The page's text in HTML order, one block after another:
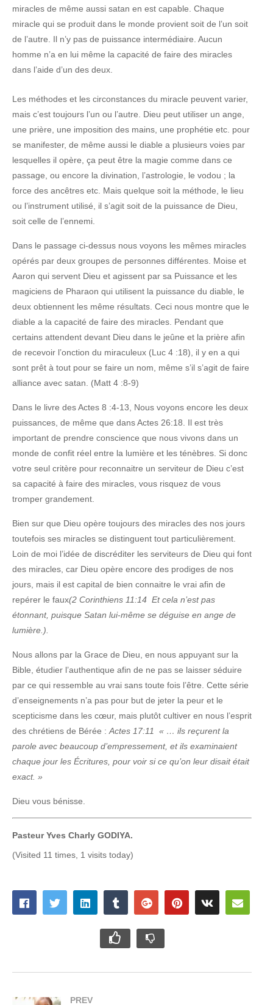
miracles de même aussi satan en est capable. Chaque
miracle qui se produit dans le monde provient soit de l’un soit
de l’autre. Il n’y pas de puissance intermédiaire. Aucun
homme n’a en lui même la capacité de faire des miracles
dans l’aide d’un des deux.
Les méthodes et les circonstances du miracle peuvent varier,
mais c’est toujours l’un ou l’autre. Dieu peut utiliser un ange,
une prière, une imposition des mains, une prophétie etc. pour
se manifester, de même aussi le diable a plusieurs voies par
lesquelles il opère, ça peut être la magie comme dans ce
passage, ou encore la divination, l’astrologie, le vodou ; la
force des ancêtres etc. Mais quelque soit la méthode, le lieu
ou l’instrument utilisé, il s’agit soit de la puissance de Dieu,
soit celle de l’ennemi.
Dans le passage ci-dessus nous voyons les mêmes miracles
opérés par deux groupes de personnes différentes. Moise et
Aaron qui servent Dieu et agissent par sa Puissance et les
magiciens de Pharaon qui utilisent la puissance du diable, le
deux obtiennent les même résultats. Ceci nous montre que le
diable a la capacité de faire des miracles. Pendant que
certains attendent devant Dieu dans le jeûne et la prière afin
de recevoir l’onction du miraculeux (Luc 4 :18), il y en a qui
sont prêt à tout pour se faire un nom, même s’il s’agit de faire
alliance avec satan. (Matt 4 :8-9)
Dans le livre des Actes 8 :4-13, Nous voyons encore les deux
puissances, de même que dans Actes 26:18. Il est très
important de prendre conscience que nous vivons dans un
monde de confit réel entre la lumière et les ténèbres. Si donc
votre seul critère pour reconnaitre un serviteur de Dieu c’est
sa capacité à faire des miracles, vous risquez de vous
tromper grandement.
Bien sur que Dieu opère toujours des miracles des nos jours
toutefois ses miracles se distinguent tout particulièrement.
Loin de moi l’idée de discréditer les serviteurs de Dieu qui font
des miracles, car Dieu opère encore des prodiges de nos
jours, mais il est capital de bien connaitre le vrai afin de
repérer le faux(2 Corinthiens 11:14 Et cela n’est pas
étonnant, puisque Satan lui-même se déguise en ange de
lumière.).
Nous allons par la Grace de Dieu, en nous appuyant sur la
Bible, étudier l’authentique afin de ne pas se laisser séduire
par ce qui ressemble au vrai sans toute fois l’être. Cette série
d’enseignements n’a pas pour but de jeter la peur et le
scepticisme dans les cœur, mais plutôt cultiver en nous l’esprit
des chrétiens de Bérée : Actes 17:11 « … ils reçurent la
parole avec beaucoup d’empressement, et ils examinaient
chaque jour les Écritures, pour voir si ce qu’on leur disait était
exact. »
Dieu vous bénisse.
Pasteur Yves Charly GODIYA.
(Visited 11 times, 1 visits today)
PREV